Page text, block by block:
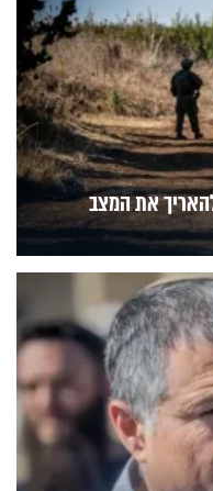
את המצב